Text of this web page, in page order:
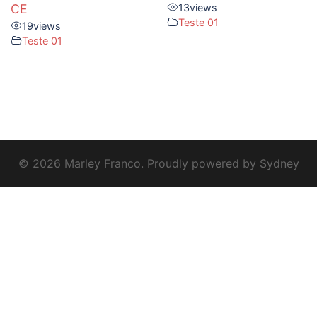
CE
19views
Teste 01
13views
Teste 01
© 2026 Marley Franco. Proudly powered by Sydney